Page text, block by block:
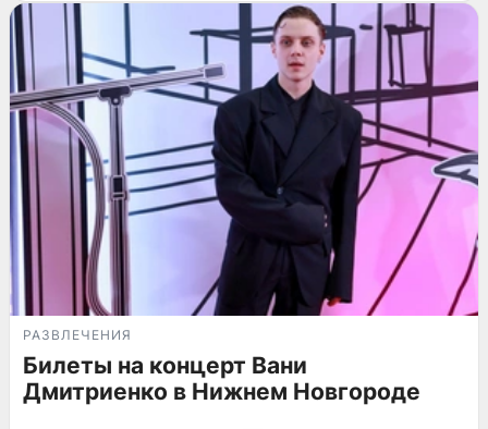
РАЗВЛЕЧЕНИЯ
Билеты на концерт Вани
Дмитриенко в Нижнем Новгороде